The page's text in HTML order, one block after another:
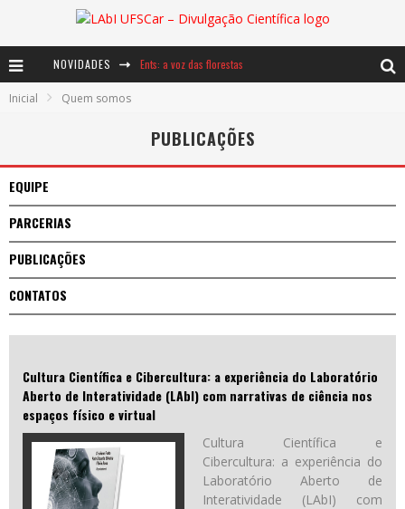
NOVIDADES Ents: a voz das florestas
Inicial Quem somos
PUBLICAÇÕES
EQUIPE
PARCERIAS
PUBLICAÇÕES
CONTATOS
Cultura Científica e Cibercultura: a experiência do Laboratório
Aberto de Interatividade (LAbI) com narrativas de ciência nos
espaços físico e virtual
Cultura Científica e
Cibercultura: a experiência do
Laboratório Aberto de
Interatividade (LAbI) com